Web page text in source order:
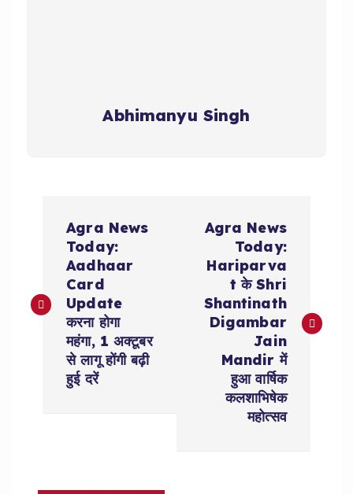
Abhimanyu Singh
s
Agra News
Today:
Aadhaar
Card
Update
करना होगा
महंगा, 1 अक्टूबर
से लागू होंगी बढ़ी
हुई दरें
Agra News
Today:
Hariparva
t के Shri
Shantinath
Digambar
Jain
Mandir में
हुआ वार्षिक
कलशाभिषेक
महोत्सव